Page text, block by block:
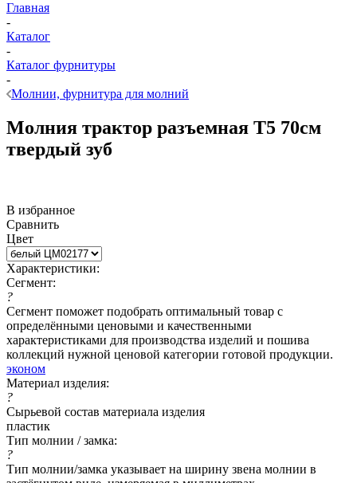
Главная
-
Каталог
-
Каталог фурнитуры
-
Молнии, фурнитура для молний
Молния трактор разъемная Т5 70см
твердый зуб
В избранное
Сравнить
Цвет
Характеристики:
Сегмент:
?
Сегмент поможет подобрать оптимальный товар с
определёнными ценовыми и качественными
характеристиками для производства изделий и пошива
коллекций нужной ценовой категории готовой продукции.
эконом
Материал изделия:
?
Сырьевой состав материала изделия
пластик
Тип молнии / замка:
?
Тип молнии/замка указывает на ширину звена молнии в